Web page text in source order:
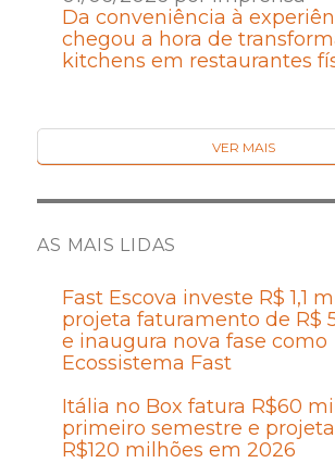
Da conveniência à
chegou a hora de
kitchens em restaurantes
VER MAIS
AS MAIS LIDAS
Fast Escova investe R$ 1,1
projeta faturamento de R$
e inaugura nova fase como
Ecossistema Fast
Itália no Box fatura R$60
primeiro semestre e
R$120 milhões em 2026